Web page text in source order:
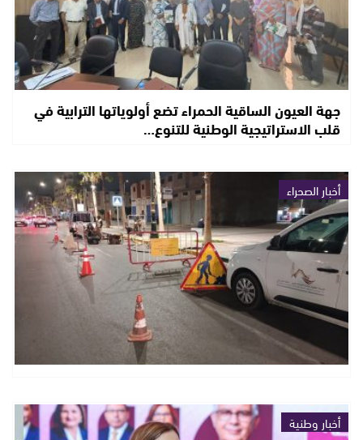
جهة العيون الساقية الحمراء تضع أولوياتها الترابية في
قلب الاستراتيجية الوطنية للتنوع…
أخبار الصحراء
أخبار وطنية